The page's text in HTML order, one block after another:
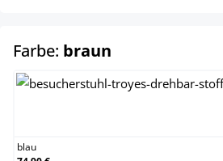
Farbe: braun
blau